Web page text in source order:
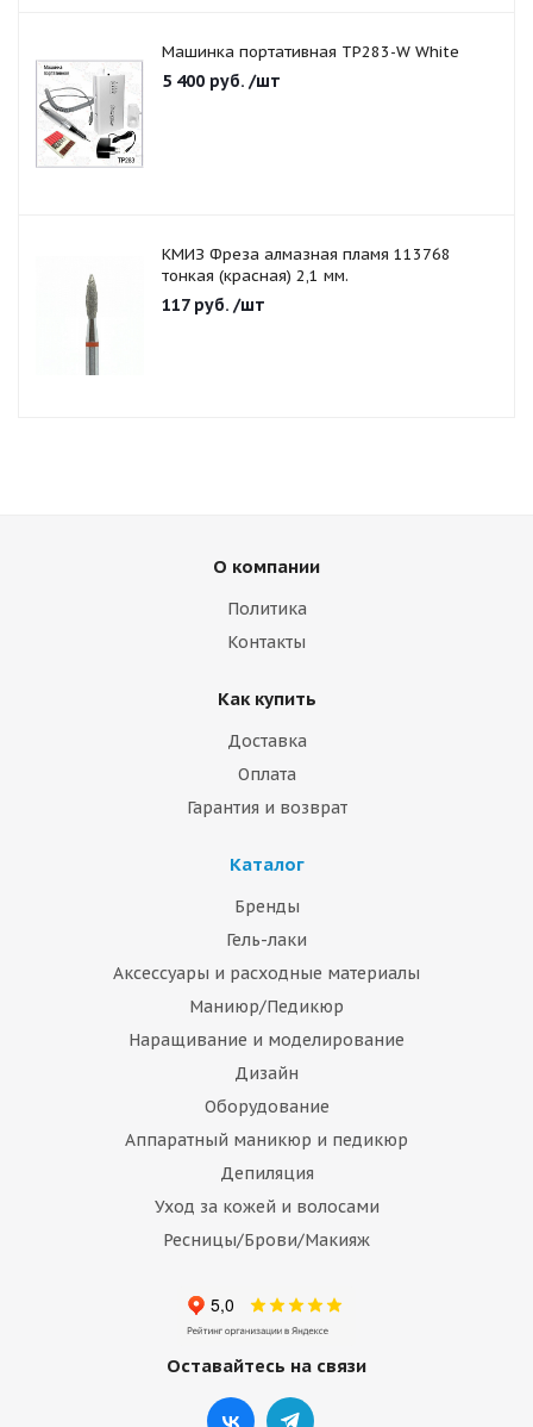
Машинка портативная TP283-W White
5 400 руб. /шт
КМИЗ Фреза алмазная пламя 113768
тонкая (красная) 2,1 мм.
117руб. /шт
О компании
Политика
Контакты
Как купить
Доставка
Оплата
Гарантия и возврат
Каталог
Бренды
Гель-лаки
Аксессуары и расходные материалы
Маниюр/Педикюр
Наращивание и моделирование
Дизайн
Оборудование
Аппаратный маникюр и педикюр
Депиляция
Уход за кожей и волосами
Ресницы/Брови/Макияж
Оставайтесь на связи